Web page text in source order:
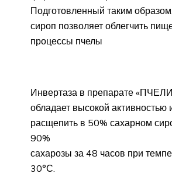
Подготовленный таким
сироп позволяет облегчить
процессы пчелы
Инвертаза в препарате
обладает высокой активностью
расщепить в 50% сахарном
90%
сахарозы за 48 часов при
30°С.